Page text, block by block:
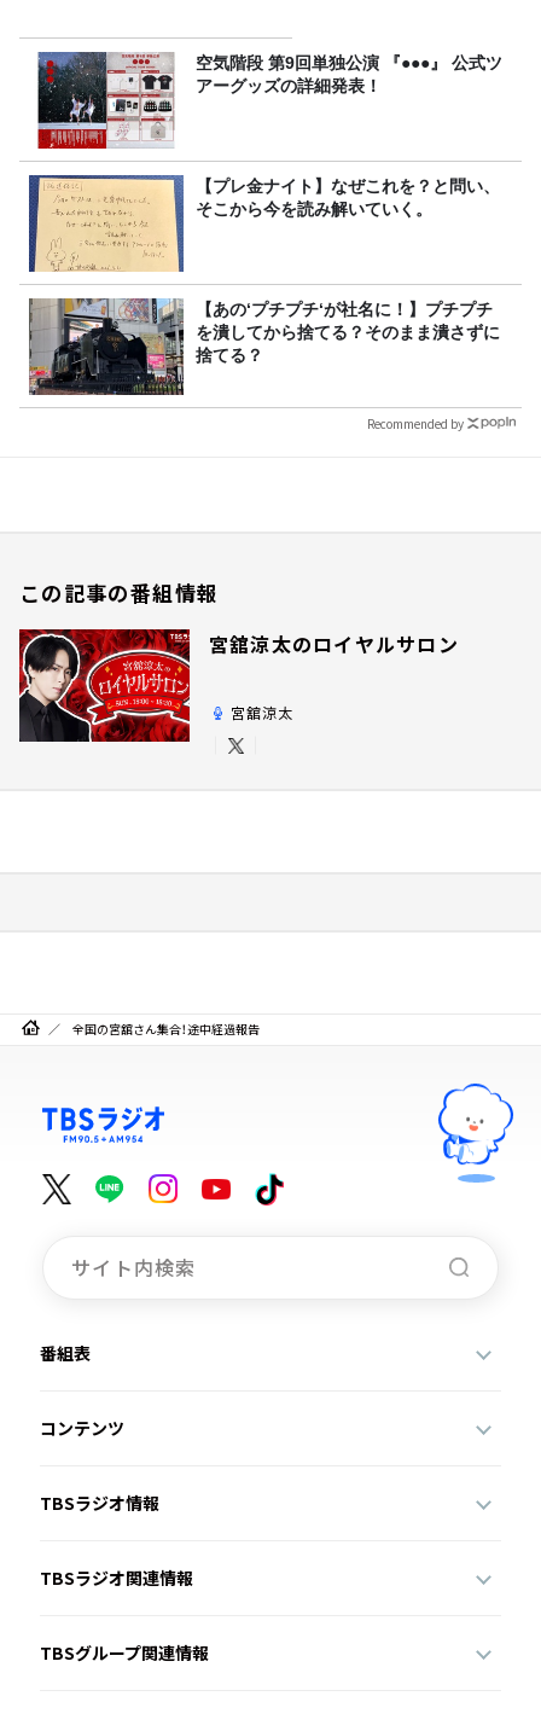
空気階段 第9回単独公演 『●●●』 公式ツ
アーグッズの詳細発表！
【プレ金ナイト】なぜこれを？と問い、
そこから今を読み解いていく。
【あの‘プチプチ‘が社名に！】プチプチ
を潰してから捨てる？そのまま潰さずに
捨てる？
Recommended by
この記事の番組情報
宮舘涼太のロイヤルサロン
宮舘涼太
全国の宮舘さん集合！途中経過報告
番組表
コンテンツ
TBSラジオ情報
TBSラジオ関連情報
TBSグループ関連情報